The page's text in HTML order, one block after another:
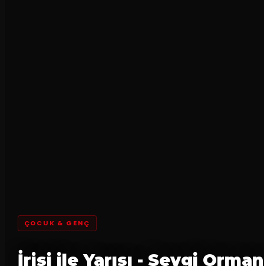
ÇOCUK & GENÇ
İrisi ile Yarısı - Sevgi